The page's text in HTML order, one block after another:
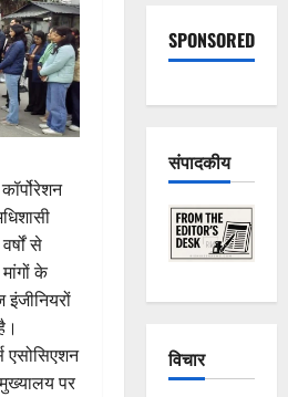
से
के
इंजीनियरों
एसोसिएशन
पर
SPONSORED
संपादकीय
विचार